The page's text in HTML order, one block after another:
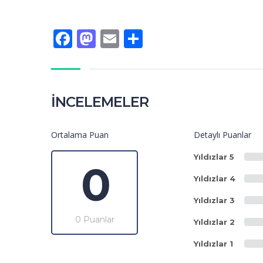
Facebook
Mastodon
Email
İNCELEMELER
Ortalama Puan
0
0 Puanlar
Detaylı Puanlar
Yıldızlar 5
Yıldızlar 4
Yıldızlar 3
Yıldızlar 2
Yıldızlar 1